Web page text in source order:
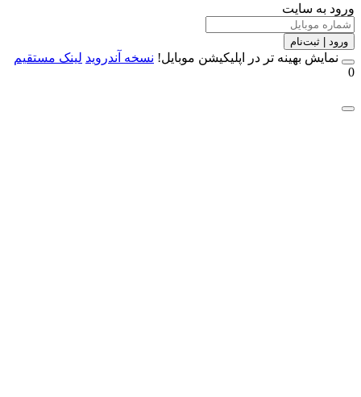
به سایت
| ثبت‌نام
بهینه تر در اپلیکیشن موبایل!نسخه آندروید لینک مستقیم